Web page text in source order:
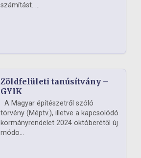
számítást. ...
Zöldfelületi tanúsítvány –
GYIK
A Magyar építészetről szóló
törvény (Méptv.), illetve a kapcsolódó
kormányrendelet 2024 októberétől új
módo...